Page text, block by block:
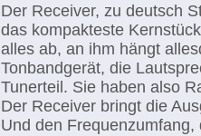
Der Receiver, zu deutsch
das kompakteste
alles ab, an ihm hängt
Tonbandgerät, die
Tunerteil. Sie haben also
Der Receiver bringt die
Und den